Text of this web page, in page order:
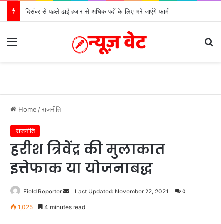
दिसंबर से पहले ढाई हजार से अधिक पदों के लिए भरे जाएंगे फार्म
Menu
Home /राजनीति
राजनीति
हरीश त्रिवेंद्र की मुलाकात
इत्तेफाक या योजनाबद्ध
Field Reporter
SendLast Updated: November 22, 2021 0
1,025 4 minutes read